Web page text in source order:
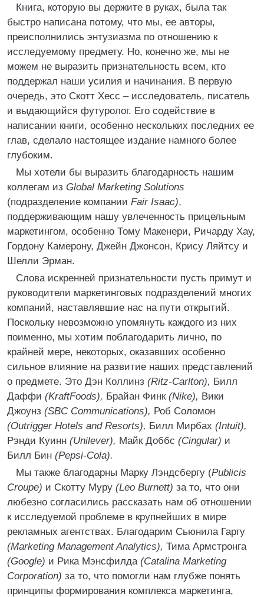
Книга, которую вы держите в руках, была так
быстро написана потому, что мы, ее авторы,
преисполнились энтузиазма по отношению к
исследуемому предмету. Но, конечно же, мы не
можем не выразить признательность всем, кто
поддержал наши усилия и начинания. В первую
очередь, это Скотт Хесс – исследователь, писатель
и выдающийся футуролог. Его содействие в
написании книги, особенно нескольких последних ее
глав, сделало настоящее издание намного более
глубоким.
Мы хотели бы выразить благодарность нашим
коллегам из Global Marketing Solutions
(подразделение компании Fair Isaac),
поддерживающим нашу увлеченность прицельным
маркетингом, особенно Тому Макенери, Ричарду Хау,
Гордону Камерону, Джейн Джонсон, Крису Ляйтсу и
Шелли Эрман.
Слова искренней признательности пусть примут и
руководители маркетинговых подразделений многих
компаний, наставлявшие нас на пути открытий.
Поскольку невозможно упомянуть каждого из них
поименно, мы хотим поблагодарить лично, по
крайней мере, некоторых, оказавших особенно
сильное влияние на развитие наших представлений
о предмете. Это Дэн Коллинз (Ritz-Carlton), Билл
Даффи (KraftFoods), Брайан Финк (Nike), Вики
Джоунз (SBC Communications), Роб Соломон
(Outrigger Hotels and Resorts), Билл Мирбах (Intuit),
Рэнди Куинн (Unilever), Майк Доббс (Cingular) и
Билл Бин (Pepsi-Cola).
Мы также благодарны Марку Лэндсбергу (Publicis
Croupe) и Скотту Муру (Leo Burnett) за то, что они
любезно согласились рассказать нам об отношении
к исследуемой проблеме в крупнейших в мире
рекламных агентствах. Благодарим Сьюнила Гаргу
(Marketing Management Analytics), Тима Армстронга
(Google) и Рика Мэнсфилда (Catalina Marketing
Corporation) за то, что помогли нам глубже понять
принципы формирования комплекса маркетинга,